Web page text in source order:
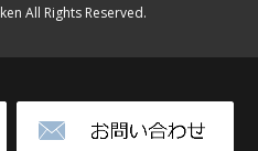
All Rights Reserved.